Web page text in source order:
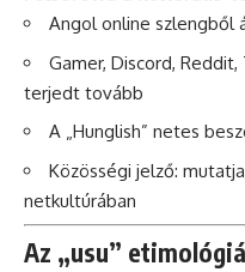
Angol online szlengből
Gamer, Discord,
terjedt tovább
A „Hunglish” netes
Közösségi jelző:
netkultúrában
Az „usu”